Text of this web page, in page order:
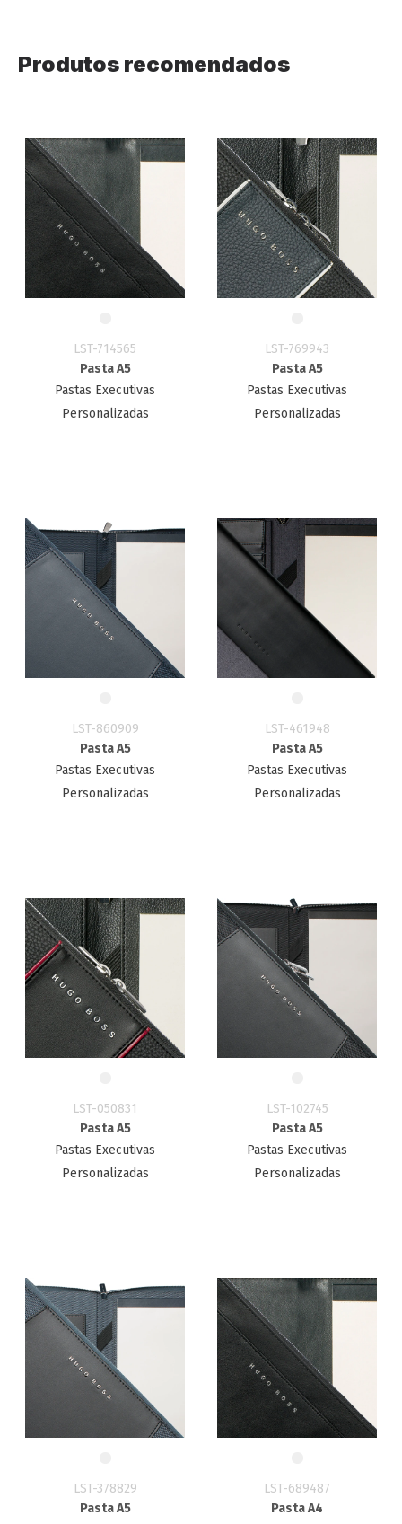
Produtos recomendados
LST-714565
Pasta A5
Pastas Executivas
Personalizadas
LST-769943
Pasta A5
Pastas Executivas
Personalizadas
LST-860909
Pasta A5
Pastas Executivas
Personalizadas
LST-461948
Pasta A5
Pastas Executivas
Personalizadas
LST-050831
Pasta A5
Pastas Executivas
Personalizadas
LST-102745
Pasta A5
Pastas Executivas
Personalizadas
LST-378829
Pasta A5
LST-689487
Pasta A4